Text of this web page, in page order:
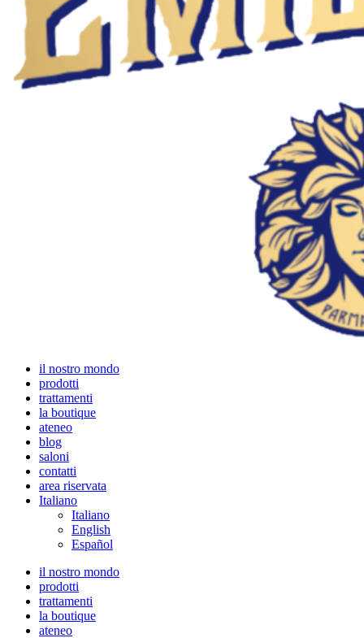
il nostro mondo
prodotti
trattamenti
la boutique
ateneo
blog
saloni
contatti
area riservata
Italiano
Italiano
English
Español
il nostro mondo
prodotti
trattamenti
la boutique
ateneo